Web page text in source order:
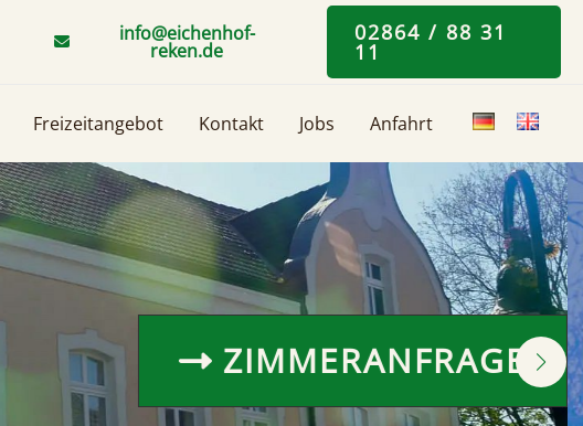
info@eichenhof-
reken.de
02864 / 88 31
11
Freizeitangebot Kontakt Jobs Anfahrt
ZIMMERANFRAGE